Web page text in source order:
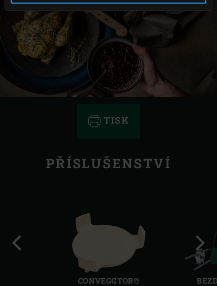
TISK
PŘÍSLUŠENSTVÍ
CONVEGGTOR®
Další